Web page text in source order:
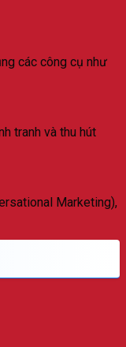
các công cụ như
tranh và thu hút
Marketing),